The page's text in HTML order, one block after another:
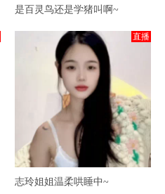
是百灵鸟还是学猪叫啊~
直播
志玲姐姐温柔哄睡中~